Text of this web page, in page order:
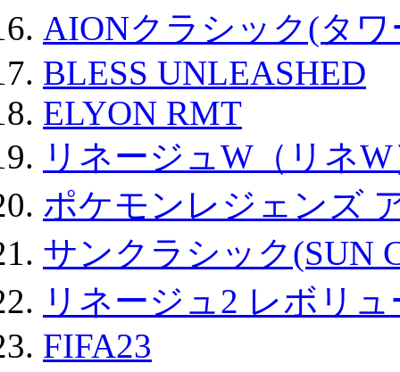
AIONクラシック(タ
BLESS UNLEASHED
ELYON RMT
リネージュW（リネ
ポケモンレジェンズ
サンクラシック(SUN
リネージュ2 レボリ
FIFA23